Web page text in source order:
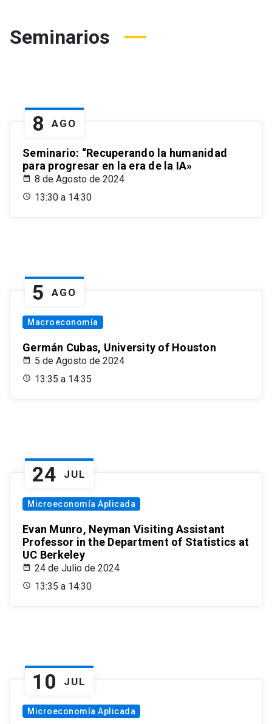
Seminarios
8 AGO
Seminario: “Recuperando la humanidad
para progresar en la era de la IA»
8 de Agosto de 2024
13:30 a 14:30
5 AGO
Macroeconomía
Germán Cubas, University of Houston
5 de Agosto de 2024
13:35 a 14:35
24 JUL
Microeconomía Aplicada
Evan Munro, Neyman Visiting Assistant
Professor in the Department of Statistics at
UC Berkeley
24 de Julio de 2024
13:35 a 14:30
10 JUL
Microeconomía Aplicada